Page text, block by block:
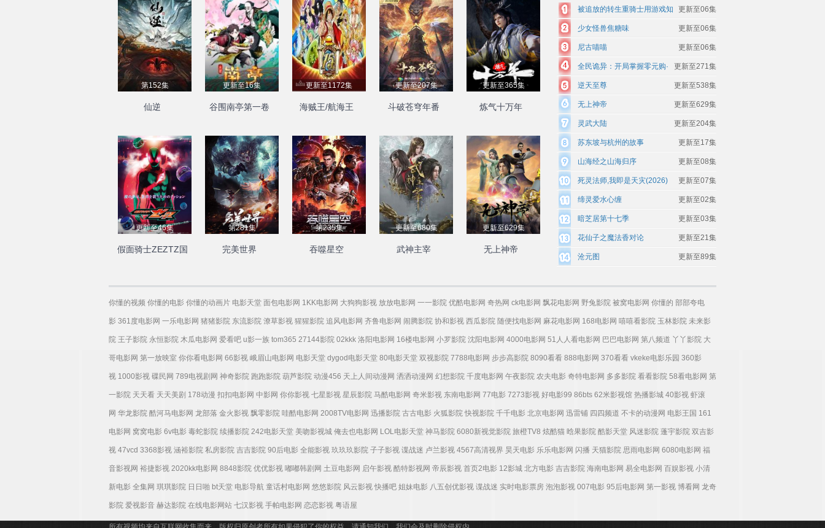
第152集
仙逆
更新至16集
谷围南亭第一卷
更新至1172集
海贼王/航海王
更新至207集
斗破苍穹年番
更新至365集
炼气十万年
更新至46集
假面骑士ZEZTZ国
第281集
完美世界
第235集
吞噬星空
更新至680集
武神主宰
更新至629集
无上神帝
更新至06集
被追放的转生重骑士用游戏知
识开无双 更新至06集
少女怪兽焦糖味
更新至06集
尼古喵喵
更新至271集
全民诡异：开局掌握零元购·
动态漫画 更新至538集
逆天至尊
更新至629集
无上神帝
更新至204集
灵武大陆
更新至17集
苏东坡与杭州的故事
更新至08集
山海经之山海归序
更新至07集
死灵法师,我即是天灾(2026)
更新至02集
缔灵爱水心缠
更新至03集
暗芝居第十七季
更新至21集
花仙子之魔法香对论
更新至89集
沧元图
你懂的视频 你懂的电影 你懂的动画片 电影天堂 面包电影网 1KK电影网 大狗狗影视 放放电影网 一一影院 优酷电影网 奇热网 ck电影网 飘花电影网 野兔影院 被窝电影网 你懂的 部部夸电
影 361度电影网 一乐电影网 猪猪影院 东流影院 潦草影视 猩猩影院 追风电影网 齐鲁电影网 闹腾影院 协和影视 西瓜影院 随便找电影网 麻花电影网 168电影网 嘻嘻看影院 玉林影院 未来影
院 王子影院 永恒影院 木瓜电影网 爱看吧 u影一族 tom365 27144影院 02kkk 洛阳电影网 16楼电影网 小罗影院 沈阳电影网 4000电影网 51人人看电影网 巴巴电影网 第八频道 丫丫影院 大
哥电影网 第一放映室 你你看电影网 66影视 峨眉山电影网 电影天堂 dygod电影天堂 80电影天堂 双视影院 7788电影网 步步高影院 8090看看 888电影网 370看看 vkeke电影乐园 360影
视 1000影视 碟民网 789电视剧网 神奇影院 跑跑影院 葫芦影院 动漫456 天上人间动漫网 洒洒动漫网 幻想影院 千度电影网 午夜影院 农夫电影 奇特电影网 多多影院 看看影院 58看电影网 第
一影院 天天看 天天美剧 178动漫 扣扣电影网 中影网 你你影视 七星影视 星辰影院 马酷电影网 奇米影视 东南电影网 77电影 7273影视 好电影99 86bts 62米影视馆 热播影城 40影视 虾滚
网 华龙影院 酷河马电影网 龙部落 金火影视 飘零影院 哇酷电影网 2008TV电影网 迅播影院 古古电影 火狐影院 快视影院 千千电影 北京电影网 迅雷铺 四四频道 不卡的动漫网 电影王国 161
电影网 窝窝电影 6v电影 毒蛇影院 续播影院 242电影天堂 美吻影视城 俺去也电影网 LOL电影天堂 神马影院 6080新视觉影院 旅橙TV8 炫酷猫 晗果影院 酷影天堂 风迷影院 蓬宇影院 双吉影
视 47vcd 3368影视 涵裕影院 私房影院 吉吉影院 90后电影 全能影视 玖玖玖影院 子子影视 谍战迷 卢兰影视 4567高清视界 昊天电影 乐乐电影网 闪播 天猫影院 思雨电影网 6080电影网 福
音影视网 裕捷影视 2020kk电影网 8848影院 优优影视 嘟嘟韩剧网 土豆电影网 启午影视 酷特影视网 帝辰影视 首页2电影 12影城 北方电影 吉吉影院 海南电影网 易全电影网 百娱影视 小清
新电影 全集网 琪琪影院 日日啪 bt天堂 电影导航 童话村电影网 悠悠影院 风云影视 快播吧 姐妹电影 八五创优影视 谍战迷 实时电影票房 泡泡影视 007电影 95后电影网 第一影视 博看网 龙奇
影院 爱视影音 赫达影院 在线电影网站 七汉影视 手帕电影网 恋恋影视 粤语屋